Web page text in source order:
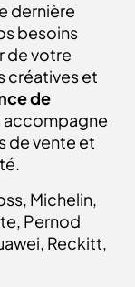
dernière
besoins
de votre
créatives et
de
accompagne
de vente et
Michelin,
Pernod
Reckitt,